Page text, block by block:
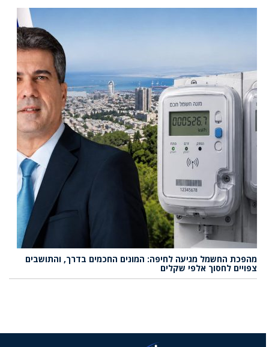
מהפכת החשמל מגיעה לחיפה: המונים החכמים בדרך, והתושבים
צפויים לחסוך אלפי שקלים